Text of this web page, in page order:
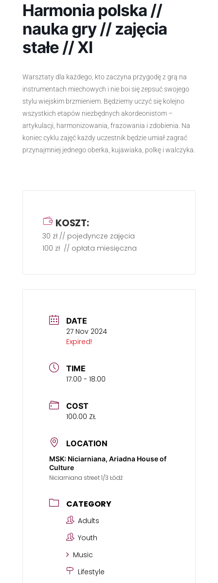
Harmonia polska //
nauka gry // zajęcia
stałe // XI
Warsztaty dla każdego, kto zaczyna przygodę z grą na
instrumentach miechowych i nie boi się zepsuć swojego
stylu wiejskim brzmieniem. Będziemy uczyć się kolejno
wszystkich etapów niezbędnych akordeonistom –
artykulacji, harmonizowania, frazowania i zdobienia. Na
koniec cyklu zajęć każdy uczestnik będzie umiał zagrać
przynajmniej jednego oberka, kujawiaka, polkę i walczyka.
KOSZT:
30 zł // pojedyncze zajęcia
100 zł // opłata miesięczna
DATE
27 Nov 2024
Expired!
TIME
17:00 - 18:00
COST
100.00 ZŁ
LOCATION
MSK: Niciarniana, Ariadna House of
Culture
Niciarniana street 1/3 Łódź
CATEGORY
Adults
Youth
Music
Lifestyle